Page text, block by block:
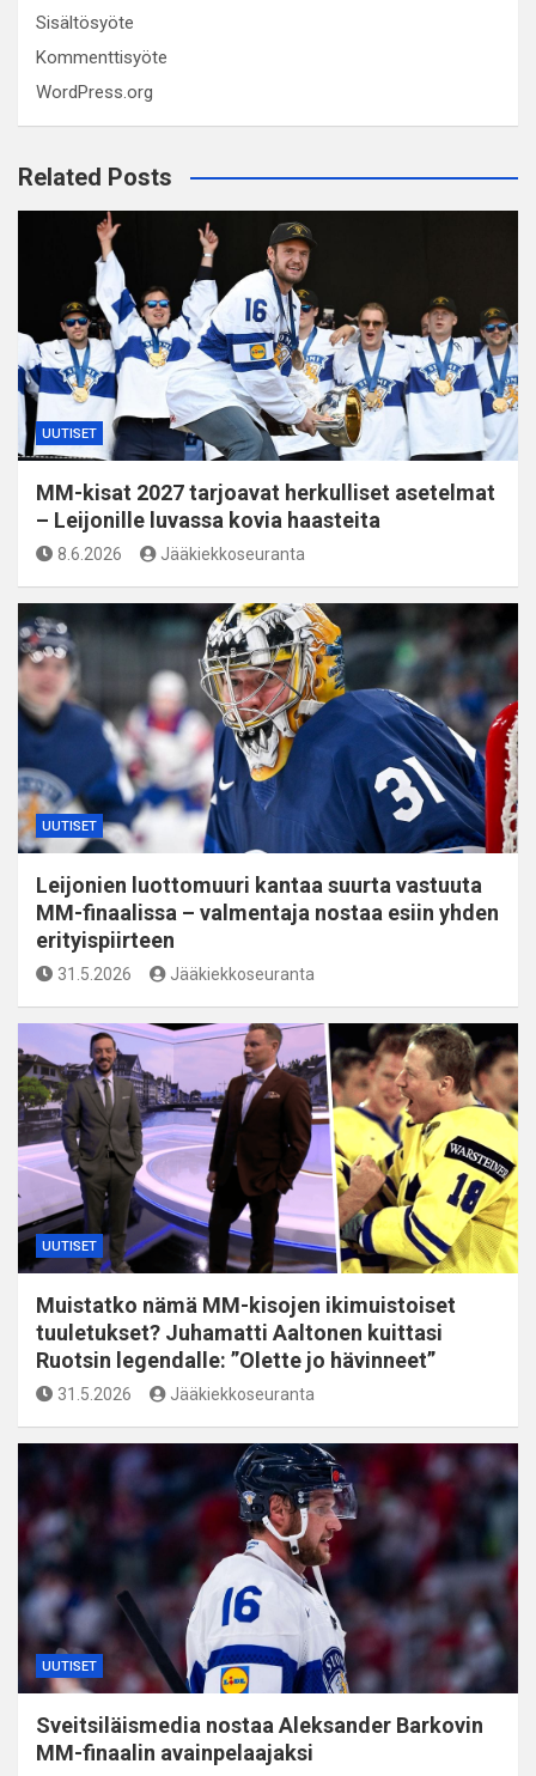
Sisältösyöte
Kommenttisyöte
WordPress.org
Related Posts
UUTISET
MM-kisat 2027 tarjoavat herkulliset asetelmat
– Leijonille luvassa kovia haasteita
8.6.2026 Jääkiekkoseuranta
UUTISET
Leijonien luottomuuri kantaa suurta vastuuta
MM-finaalissa – valmentaja nostaa esiin yhden
erityispiirteen
31.5.2026 Jääkiekkoseuranta
UUTISET
Muistatko nämä MM-kisojen ikimuistoiset
tuuletukset? Juhamatti Aaltonen kuittasi
Ruotsin legendalle: ”Olette jo hävinneet”
31.5.2026 Jääkiekkoseuranta
UUTISET
Sveitsiläismedia nostaa Aleksander Barkovin
MM-finaalin avainpelaajaksi